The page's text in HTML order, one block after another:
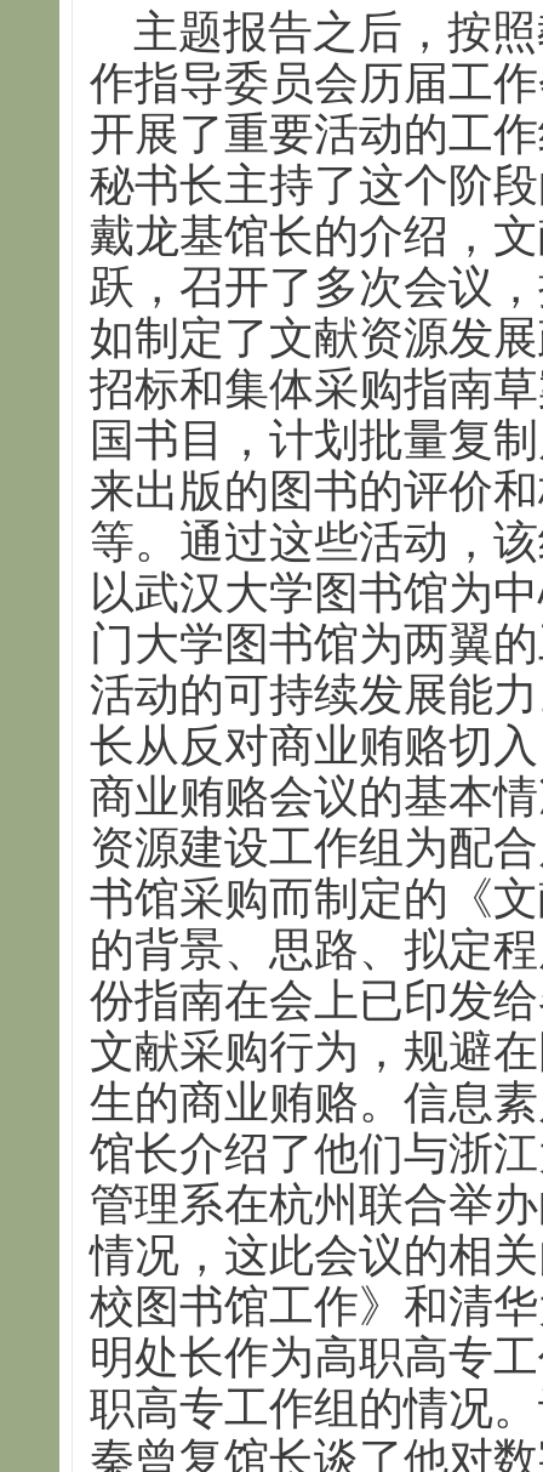
主题报告之后，按
作指导委员会历届工
开展了重要活动的工
秘书长主持了这个阶
戴龙基馆长的介绍，
跃，召开了多次会议
如制定了文献资源发
招标和集体采购指南
国书目，计划批量复
来出版的图书的评价
等。通过这些活动，
以武汉大学图书馆为
门大学图书馆为两翼
活动的可持续发展能
长从反对商业贿赂切
商业贿赂会议的基本
资源建设工作组为配
书馆采购而制定的《
的背景、思路、拟定
份指南在会上已印发
文献采购行为，规避
生的商业贿赂。信息
馆长介绍了他们与浙
管理系在杭州联合举
情况，这此会议的相
校图书馆工作》和清
明处长作为高职高专
职高专工作组的情况
秦曾复馆长谈了他对